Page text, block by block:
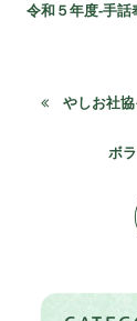
令和５年度-手話
やしお社協
ボ